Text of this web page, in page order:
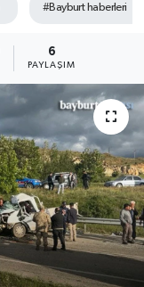
#Bayburt haberleri
6
PAYLAŞIM